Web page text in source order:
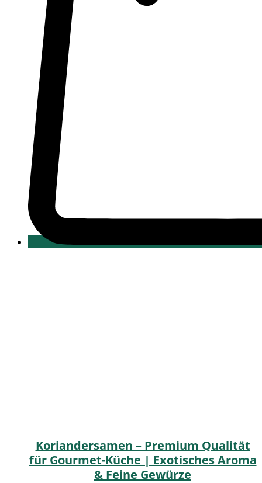
Koriandersamen – Premium Qualität
für Gourmet-Küche | Exotisches Aroma
& Feine Gewürze